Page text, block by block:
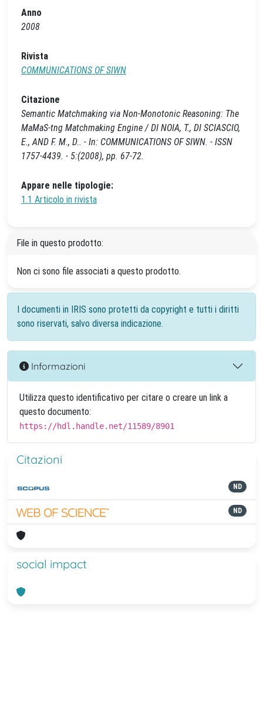
Anno
2008
Rivista
COMMUNICATIONS OF SIWN
Citazione
Semantic Matchmaking via Non-Monotonic Reasoning: The
MaMaS-tng Matchmaking Engine / DI NOIA, T., DI SCIASCIO,
E., AND F. M., D.. - In: COMMUNICATIONS OF SIWN. - ISSN
1757-4439. - 5:(2008), pp. 67-72.
Appare nelle tipologie:
1.1 Articolo in rivista
File in questo prodotto:
Non ci sono file associati a questo prodotto.
I documenti in IRIS sono protetti da copyright e tutti i diritti
sono riservati, salvo diversa indicazione.
Informazioni
Utilizza questo identificativo per citare o creare un link a
questo documento:
https://hdl.handle.net/11589/8901
Citazioni
ND
ND
social impact